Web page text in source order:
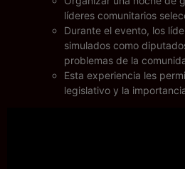
líderes comunitarios
Durante el evento, los
simulados como
problemas de la
Esta experiencia les
legislativo y la